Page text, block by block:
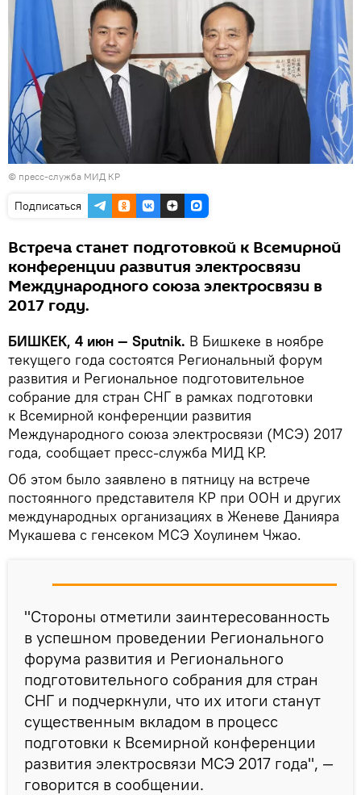
© пресс-служба МИД КР
Подписаться
Встреча станет подготовкой к Всемирной
конференции развития электросвязи
Международного союза электросвязи в
2017 году.
БИШКЕК, 4 июн — Sputnik. В Бишкеке в ноябре
текущего года состоятся Региональный форум
развития и Региональное подготовительное
собрание для стран СНГ в рамках подготовки
к Всемирной конференции развития
Международного союза электросвязи (МСЭ) 2017
года, сообщает пресс-служба МИД КР.
Об этом было заявлено в пятницу на встрече
постоянного представителя КР при ООН и других
международных организациях в Женеве Данияра
Мукашева с генсеком МСЭ Хоулинем Чжао.
"Стороны отметили заинтересованность
в успешном проведении Регионального
форума развития и Регионального
подготовительного собрания для стран
СНГ и подчеркнули, что их итоги станут
существенным вкладом в процесс
подготовки к Всемирной конференции
развития электросвязи МСЭ 2017 года", —
говорится в сообщении.